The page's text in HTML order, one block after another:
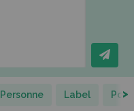
Personne Label >